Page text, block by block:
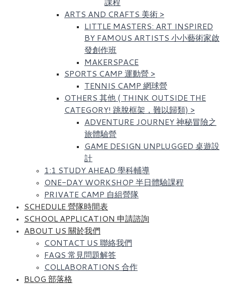
ARTS AND CRAFTS 美術 >
LITTLE MASTERS: ART INSPIRED
BY FAMOUS ARTISTS​ 小小藝術家啟
發創作班
MAKERSPACE
SPORTS CAMP 運動營 >
TENNIS CAMP 網球營
OTHERS 其他 ( THINK OUTSIDE THE
CATEGORY! 跳脫框架，難以歸類) >
ADVENTURE JOURNEY 神秘冒險之
旅體驗營
GAME DESIGN UNPLUGGED 桌遊設
計
1:1 STUDY AHEAD 學科輔導
ONE-DAY WORKSHOP 半日體驗課程
PRIVATE CAMP 自組營隊
SCHEDULE 營隊時間表
SCHOOL APPLICATION 申請諮詢
ABOUT US 關於我們
CONTACT US 聯絡我們
FAQS 常見問題解答
COLLABORATIONS 合作
BLOG 部落格